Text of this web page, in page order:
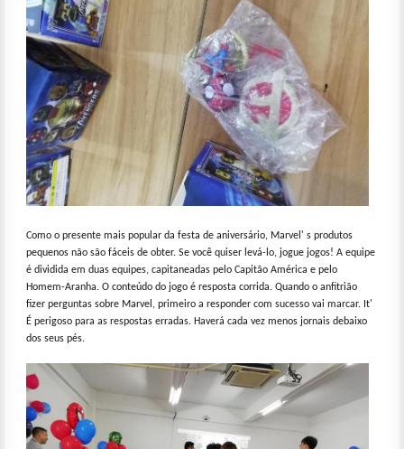
Como o presente mais popular da festa de aniversário, Marvel' s produtos
pequenos não são fáceis de obter. Se você quiser levá-lo, jogue jogos! A equipe
é dividida em duas equipes, capitaneadas pelo Capitão América e pelo
Homem-Aranha. O conteúdo do jogo é resposta corrida. Quando o anfitrião
fizer perguntas sobre Marvel, primeiro a responder com sucesso vai marcar. It'
É perigoso para as respostas erradas. Haverá cada vez menos jornais debaixo
dos seus pés.